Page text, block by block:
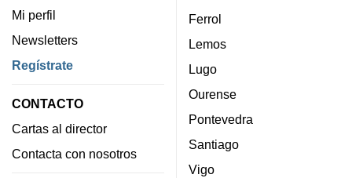
Mi perfil
Newsletters
Regístrate
CONTACTO
Cartas al director
Contacta con nosotros
Ferrol
Lemos
Lugo
Ourense
Pontevedra
Santiago
Vigo